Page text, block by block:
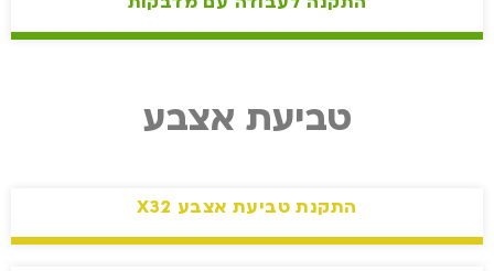
טביעת אצבע
התקנת טביעת אצבע X32